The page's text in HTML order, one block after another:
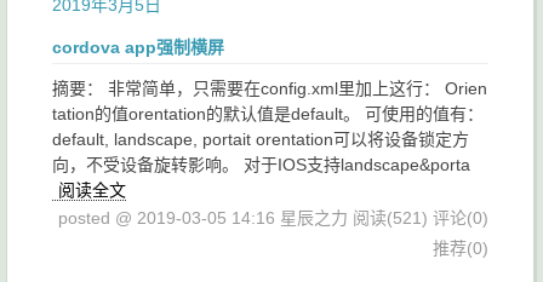
2019年3月5日
cordova app强制横屏
摘要： 非常简单，只需要在config.xml里加上这行： Orien
tation的值orentation的默认值是default。 可使用的值有：
default, landscape, portait orentation可以将设备锁定方
向，不受设备旋转影响。 对于IOS支持landscape&porta
阅读全文
posted @ 2019-03-05 14:16 星辰之力 阅读(521) 评论(0)
推荐(0)